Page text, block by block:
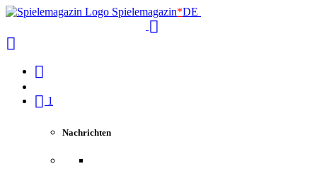
Spielemagazin*DE
1
Nachrichten